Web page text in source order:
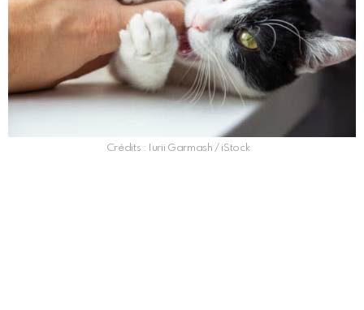
Crédits : Iurii Garmash / iStock